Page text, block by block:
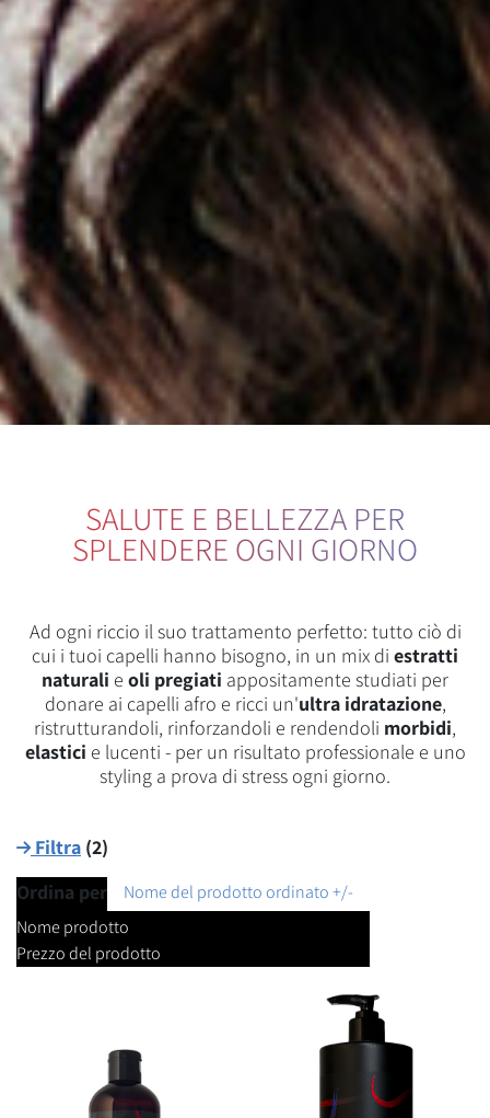
SALUTE E BELLEZZA PER
SPLENDERE OGNI GIORNO
Ad ogni riccio il suo trattamento perfetto: tutto ciò di
cui i tuoi capelli hanno bisogno, in un mix di estratti
naturali e oli pregiati appositamente studiati per
donare ai capelli afro e ricci un'ultra idratazione,
ristrutturandoli, rinforzandoli e rendendoli morbidi,
elastici e lucenti - per un risultato professionale e uno
styling a prova di stress ogni giorno.
Filtra (2)
Ordina per
Nome del prodotto ordinato +/-
Nome prodotto
Prezzo del prodotto